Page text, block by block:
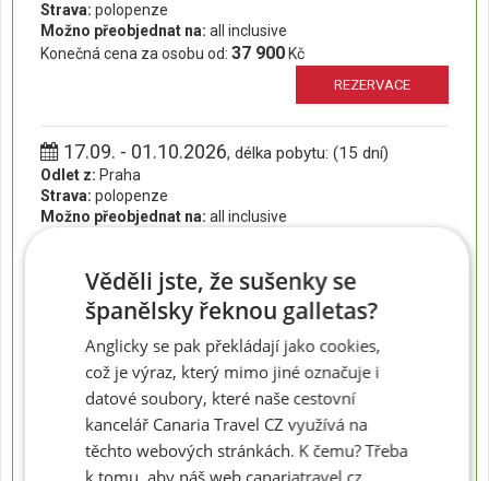
Strava: polopenze
Možno přeobjednat na: all inclusive
Konečná cena za osobu od: 37 900 Kč
REZERVACE
17.09. - 01.10.2026, délka pobytu: (15 dní)
Odlet z: Praha
Strava: polopenze
Možno přeobjednat na: all inclusive
20.09. - 27.09.2026 , délka pobytu: (8 dní)
Praha
Strava:polopenze
Možno přeobjednat na: all inclusive
Konečná cena za osobu od:30 800 Kč
REZERVACE
Věděli jste, že sušenky se
španělsky řeknou galletas?
Anglicky se pak překládají jako cookies,
což je výraz, který mimo jiné označuje i
datové soubory, které naše cestovní
kancelář Canaria Travel CZ využívá na
těchto webových stránkách. K čemu? Třeba
k tomu, aby náš web canariatravel.cz